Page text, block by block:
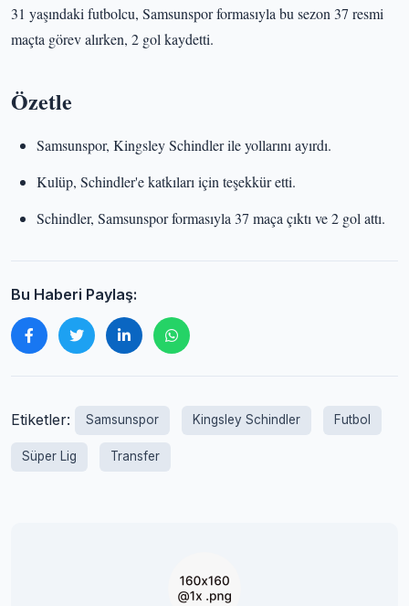
31 yaşındaki futbolcu, Samsunspor formasıyla bu sezon 37 resmi
maçta görev alırken, 2 gol kaydetti.
Özetle
Samsunspor, Kingsley Schindler ile yollarını ayırdı.
Kulüp, Schindler'e katkıları için teşekkür etti.
Schindler, Samsunspor formasıyla 37 maça çıktı ve 2 gol attı.
Bu Haberi Paylaş:
Etiketler: Samsunspor Kingsley Schindler Futbol
Süper Lig Transfer